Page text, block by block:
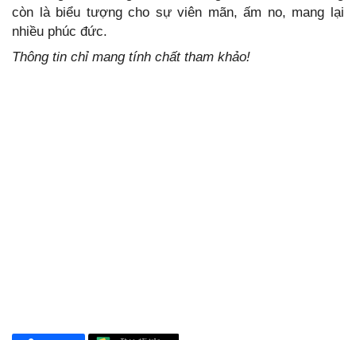
còn là biểu tượng cho sự viên mãn, ấm no, mang lại
nhiều phúc đức.
Thông tin chỉ mang tính chất tham khảo!